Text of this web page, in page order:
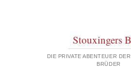
Stouxingers
DIE PRIVATE ABENTEUER
BRÜDER